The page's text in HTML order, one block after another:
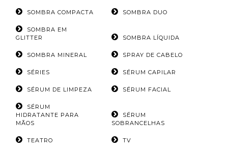
SOMBRA COMPACTA SOMBRA DUO
SOMBRA EM
GLITTER
SOMBRA LÍQUIDA
SOMBRA MINERAL SPRAY DE CABELO
SÉRIES SÉRUM CAPILAR
SÉRUM DE LIMPEZA SÉRUM FACIAL
SÉRUM
HIDRATANTE PARA
MÃOS
SÉRUM
SOBRANCELHAS
TEATRO TV